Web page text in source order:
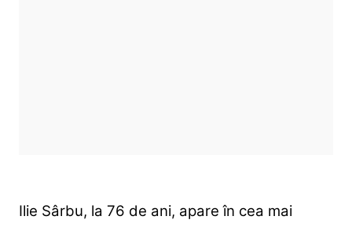
Ilie Sârbu, la 76 de ani, apare în cea mai